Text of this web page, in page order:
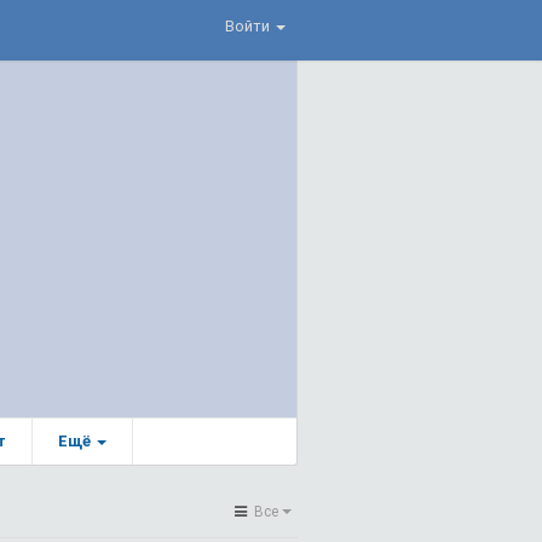
Войти
Ещё
Все